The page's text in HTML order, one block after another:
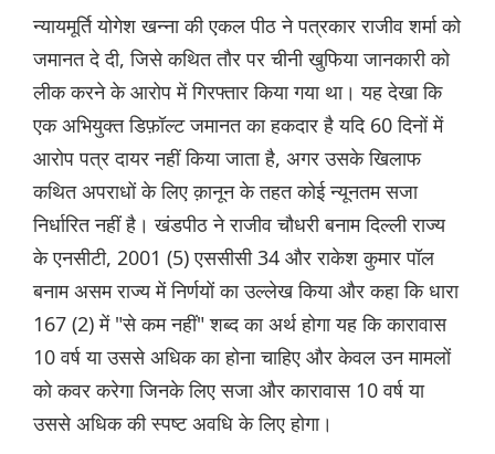
न्यायमूर्ति योगेश खन्ना की एकल पीठ ने पत्रकार राजीव शर्मा को
जमानत दे दी, जिसे कथित तौर पर चीनी खुफिया जानकारी को
लीक करने के आरोप में गिरफ्तार किया गया था। यह देखा कि
एक अभियुक्त डिफ़ॉल्ट जमानत का हकदार है यदि 60 दिनों में
आरोप पत्र दायर नहीं किया जाता है, अगर उसके खिलाफ
कथित अपराधों के लिए क़ानून के तहत कोई न्यूनतम सजा
निर्धारित नहीं है। खंडपीठ ने राजीव चौधरी बनाम दिल्ली राज्य
के एनसीटी, 2001 (5) एससीसी 34 और राकेश कुमार पॉल
बनाम असम राज्य में निर्णयों का उल्लेख किया और कहा कि धारा
167 (2) में "से कम नहीं" शब्द का अर्थ होगा यह कि कारावास
10 वर्ष या उससे अधिक का होना चाहिए और केवल उन मामलों
को कवर करेगा जिनके लिए सजा और कारावास 10 वर्ष या
उससे अधिक की स्पष्ट अवधि के लिए होगा।